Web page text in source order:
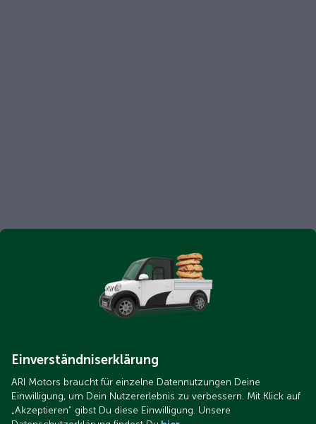
Einverständniserklärung
ARI Motors braucht für einzelne Datennutzungen Deine
Einwilligung, um Dein Nutzererlebnis zu verbessern. Mit Klick auf
„Akzeptieren“ gibst Du diese Einwilligung. Unsere